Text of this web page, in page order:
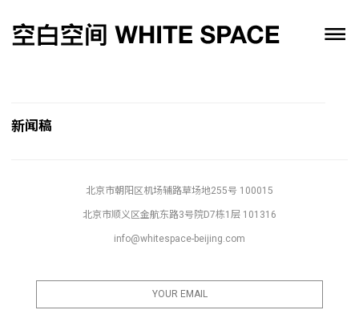
新闻稿
北京市朝阳区机场辅路草场地255号 100015
北京市顺义区金航东路3号院D7栋1层 101316
info@whitespace-beijing.com